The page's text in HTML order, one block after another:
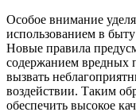
Особое внимание
использованием в
Новые правила
содержанием вредных
вызвать
воздействии. Таким
обеспечить высокое